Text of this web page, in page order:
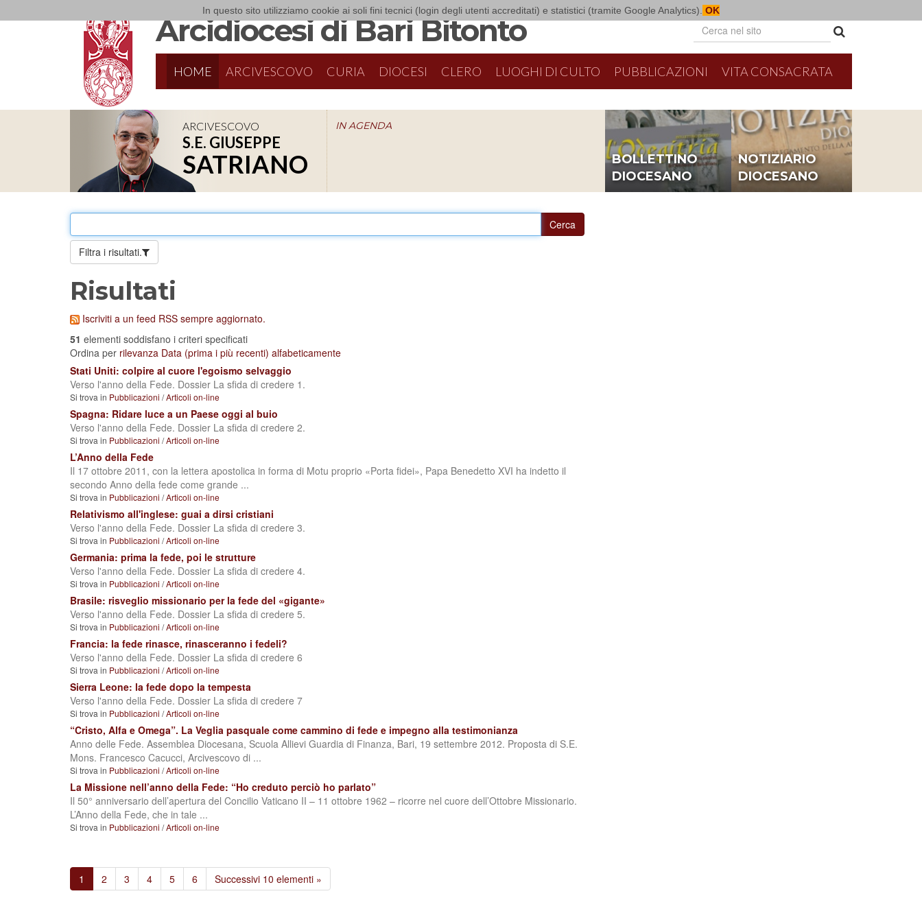
In questo sito utilizziamo cookie ai soli fini tecnici (login degli utenti accreditati) e statistici (tramite Google Analytics). OK
Arcidiocesi di Bari Bitonto
HOME ARCIVESCOVO CURIA DIOCESI CLERO LUOGHI DI CULTO PUBBLICAZIONI VITA CONSACRATA
ARCIVESCOVO
S.E. GIUSEPPE
SATRIANO
IN AGENDA
BOLLETTINO
DIOCESANO
NOTIZIARIO
DIOCESANO
Filtra i risultati.
Risultati
Iscriviti a un feed RSS sempre aggiornato.
51 elementi soddisfano i criteri specificati
Ordina per rilevanza Data (prima i più recenti) alfabeticamente
Stati Uniti: colpire al cuore l'egoismo selvaggio
Verso l'anno della Fede. Dossier La sfida di credere 1.
Si trova in Pubblicazioni /Articoli on-line
Spagna: Ridare luce a un Paese oggi al buio
Verso l'anno della Fede. Dossier La sfida di credere 2.
Si trova in Pubblicazioni /Articoli on-line
L’Anno della Fede
Il 17 ottobre 2011, con la lettera apostolica in forma di Motu proprio «Porta fidei», Papa Benedetto XVI ha indetto il
secondo Anno della fede come grande ...
Si trova in Pubblicazioni /Articoli on-line
Relativismo all'inglese: guai a dirsi cristiani
Verso l'anno della Fede. Dossier La sfida di credere 3.
Si trova in Pubblicazioni /Articoli on-line
Germania: prima la fede, poi le strutture
Verso l'anno della Fede. Dossier La sfida di credere 4.
Si trova in Pubblicazioni /Articoli on-line
Brasile: risveglio missionario per la fede del «gigante»
Verso l'anno della Fede. Dossier La sfida di credere 5.
Si trova in Pubblicazioni /Articoli on-line
Francia: la fede rinasce, rinasceranno i fedeli?
Verso l'anno della Fede. Dossier La sfida di credere 6
Si trova in Pubblicazioni /Articoli on-line
Sierra Leone: la fede dopo la tempesta
Verso l'anno della Fede. Dossier La sfida di credere 7
Si trova in Pubblicazioni /Articoli on-line
“Cristo, Alfa e Omega”. La Veglia pasquale come cammino di fede e impegno alla testimonianza
Anno delle Fede. Assemblea Diocesana, Scuola Allievi Guardia di Finanza, Bari, 19 settembre 2012. Proposta di S.E.
Mons. Francesco Cacucci, Arcivescovo di ...
Si trova in Pubblicazioni /Articoli on-line
La Missione nell’anno della Fede: “Ho creduto perciò ho parlato”
Il 50° anniversario dell’apertura del Concilio Vaticano II – 11 ottobre 1962 – ricorre nel cuore dell’Ottobre Missionario.
L’Anno della Fede, che in tale ...
Si trova in Pubblicazioni /Articoli on-line
1 2 3 4 5 6 Successivi 10 elementi »